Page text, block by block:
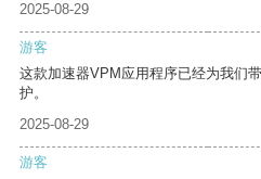
2025-08-29
游客
这款加速器VPM应用程序已经为我们
护。
2025-08-29
游客